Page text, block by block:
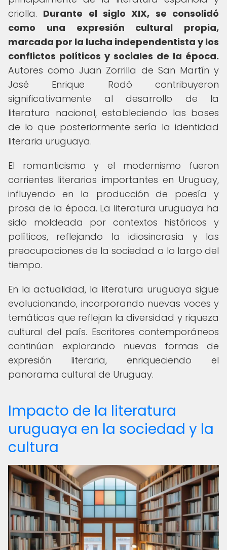
criolla. Durante el siglo XIX, se consolidó
como una expresión cultural propia,
marcada por la lucha independentista y los
conflictos políticos y sociales de la época.
Autores como Juan Zorrilla de San Martín y
José Enrique Rodó contribuyeron
significativamente al desarrollo de la
literatura nacional, estableciendo las bases
de lo que posteriormente sería la identidad
literaria uruguaya.
El romanticismo y el modernismo fueron
corrientes literarias importantes en Uruguay,
influyendo en la producción de poesía y
prosa de la época. La literatura uruguaya ha
sido moldeada por contextos históricos y
políticos, reflejando la idiosincrasia y las
preocupaciones de la sociedad a lo largo del
tiempo.
En la actualidad, la literatura uruguaya sigue
evolucionando, incorporando nuevas voces y
temáticas que reflejan la diversidad y riqueza
cultural del país. Escritores contemporáneos
continúan explorando nuevas formas de
expresión literaria, enriqueciendo el
panorama cultural de Uruguay.
Impacto de la literatura
uruguaya en la sociedad y la
cultura